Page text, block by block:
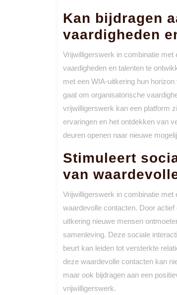
Kan bijdragen
vaardigheden
Vrijwilligerswerk in combinatie
vaardigheden en talenten te
met een WIA-uitkering hun
gaat om organisatorische
vrijwilligerswerk kan een platform
ervaringen en het ontdekken van
deuren openen naar nieuwe
Stimuleert
van
Vrijwilligerswerk in combinatie
waardevolle contacten. Door
uitkering nieuwe mensen
samenleving. Deze sociale
beurt kan leiden tot versterkte
deze waardevolle contacten kan
maar ook bijdragen aan een
vrijwilligerswerk.